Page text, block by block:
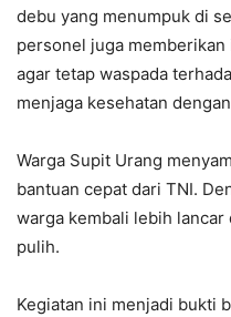
debu yang menumpuk di
personel juga memberikan
agar tetap waspada
menjaga kesehatan
Warga Supit Urang
bantuan cepat dari TNI.
warga kembali lebih
pulih.
Kegiatan ini menjadi bukti